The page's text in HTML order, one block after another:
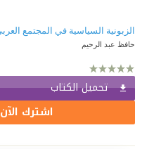
حافظ عبد الرحيم
تحميل الكتاب
اشترك الآن